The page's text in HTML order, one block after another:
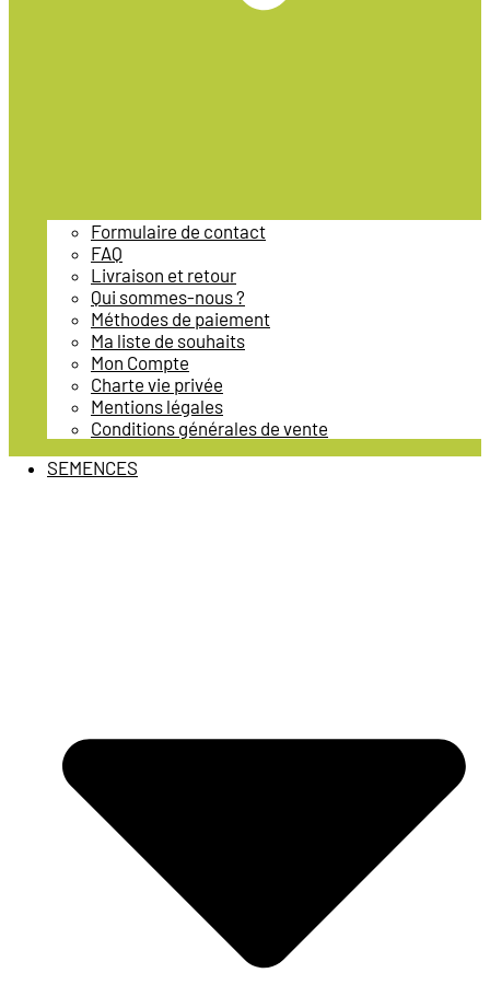
Formulaire de contact
FAQ
Livraison et retour
Qui sommes-nous ?
Méthodes de paiement
Ma liste de souhaits
Mon Compte
Charte vie privée
Mentions légales
Conditions générales de vente
SEMENCES